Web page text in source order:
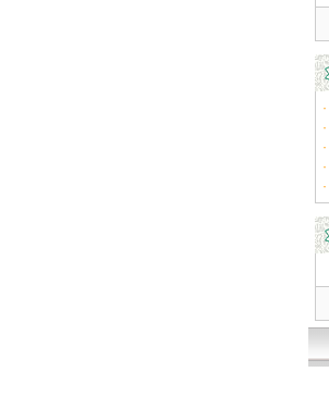
·
·
·
·
·